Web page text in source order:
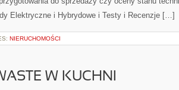
Elektryczne i Hybrydowe i Testy i Recenzje […]
NIERUCHOMOŚCI
W KUCHNI